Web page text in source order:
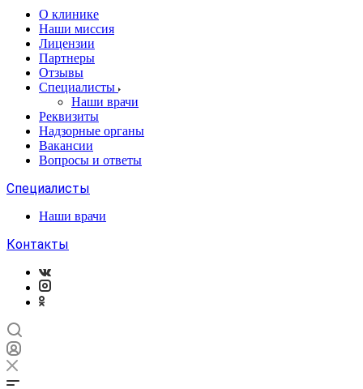
О клинике
Наши миссия
Лицензии
Партнеры
Отзывы
Специалисты
Наши врачи
Реквизиты
Надзорные органы
Вакансии
Вопросы и ответы
Специалисты
Наши врачи
Контакты